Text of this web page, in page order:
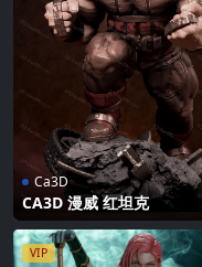
Ca3D
CA3D 漫威 红坦克
VIP